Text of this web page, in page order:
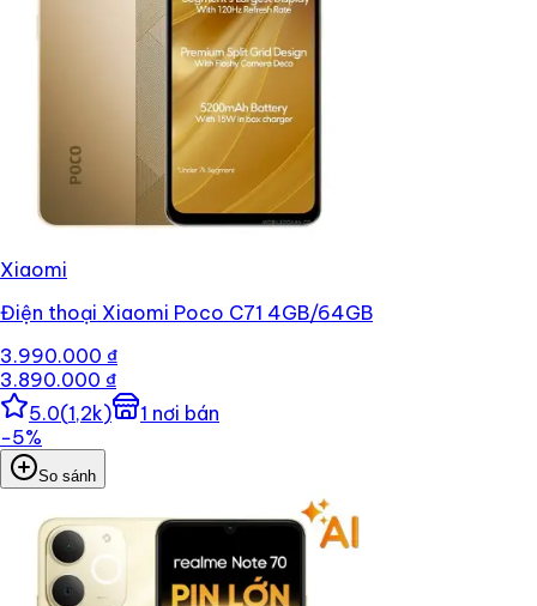
Xiaomi
Điện thoại Xiaomi Poco C71 4GB/64GB
3.990.000 ₫
3.890.000 ₫
5.0(1,2k) 1 nơi bán
−5%
So sánh